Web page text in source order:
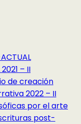
– II
de creación
2022 – II
por el arte
post-